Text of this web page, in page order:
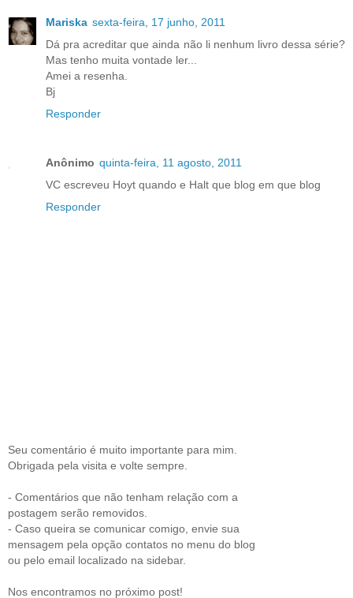
Mariska sexta-feira, 17 junho, 2011
Dá pra acreditar que ainda não li nenhum livro dessa série?
Mas tenho muita vontade ler...
Amei a resenha.
Bj
Responder
Anônimo quinta-feira, 11 agosto, 2011
VC escreveu Hoyt quando e Halt que blog em que blog
Responder
Seu comentário é muito importante para mim.
Obrigada pela visita e volte sempre.
- Comentários que não tenham relação com a
postagem serão removidos.
- Caso queira se comunicar comigo, envie sua
mensagem pela opção contatos no menu do blog
ou pelo email localizado na sidebar.
Nos encontramos no próximo post!